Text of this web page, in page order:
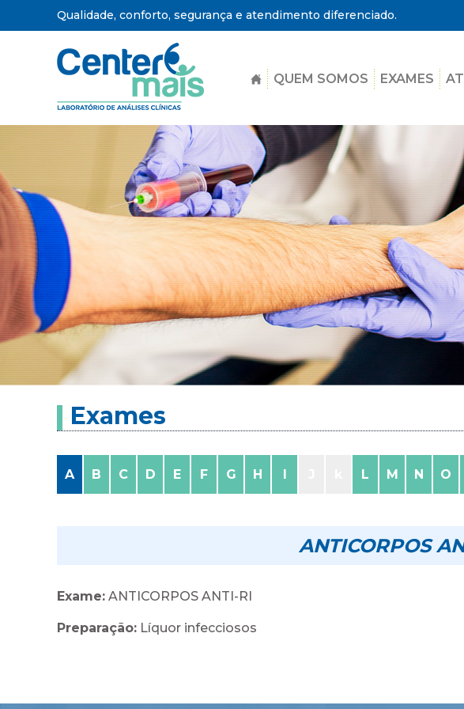
Qualidade, conforto, segurança e atendimento diferenciado.
Clínicas
QUEM SOMOS EXAMES
Exames
A B C D E F G H I L M N O
ANTICORPOS
Exame: ANTICORPOS ANTI-RI
Preparação: Líquor infecciosos